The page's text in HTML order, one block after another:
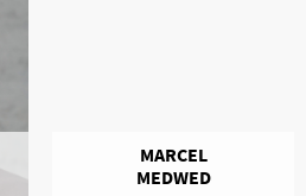
MARCEL
MEDWED